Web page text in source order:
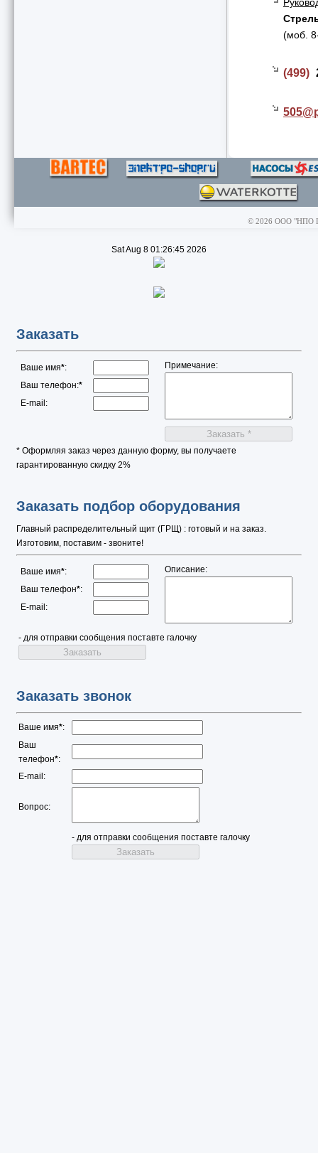
(моб.
(499)
505@
© 2026 ООО "НПО
Sat Aug 8 01:26:45 2026
Заказать
Ваше имя*:
Ваш телефон:*
E-mail:
Примечание:
* Оформляя заказ через данную форму, вы получаете
гарантированную скидку 2%
Заказать подбор оборудования
Главный распределительный щит (ГРЩ) : готовый и на заказ.
Изготовим, поставим - звоните!
Ваше имя*:
Ваш телефон*:
E-mail:
Описание:
- для отправки сообщения поставте галочку
Заказать звонок
Ваше имя*:
Ваш
телефон*:
E-mail:
Вопрос:
- для отправки сообщения поставте галочку